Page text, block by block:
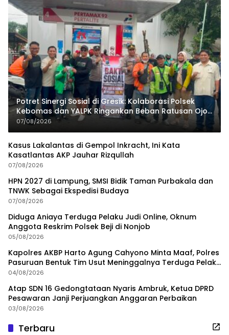
Potret Sinergi Sosial di Gresik: Kolaborasi Polsek
Kebomas dan YALPK Ringankan Beban Ratusan Ojol
dan Warga
07/08/2026
Kasus Lakalantas di Gempol Inkracht, Ini Kata
Kasatlantas AKP Jauhar Rizqullah
07/08/2026
HPN 2027 di Lampung, SMSI Bidik Taman Purbakala dan
TNWK Sebagai Ekspedisi Budaya
07/08/2026
Diduga Aniaya Terduga Pelaku Judi Online, Oknum
Anggota Reskrim Polsek Beji di Nonjob
05/08/2026
Kapolres AKBP Harto Agung Cahyono Minta Maaf, Polres
Pasuruan Bentuk Tim Usut Meninggalnya Terduga Pelaku
Judi Online
04/08/2026
Atap SDN 16 Gedongtataan Nyaris Ambruk, Ketua DPRD
Pesawaran Janji Perjuangkan Anggaran Perbaikan
03/08/2026
Terbaru